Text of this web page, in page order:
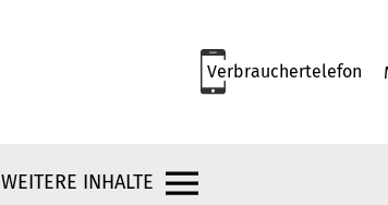
Verbrauchertelefon
WEITERE INHALTE